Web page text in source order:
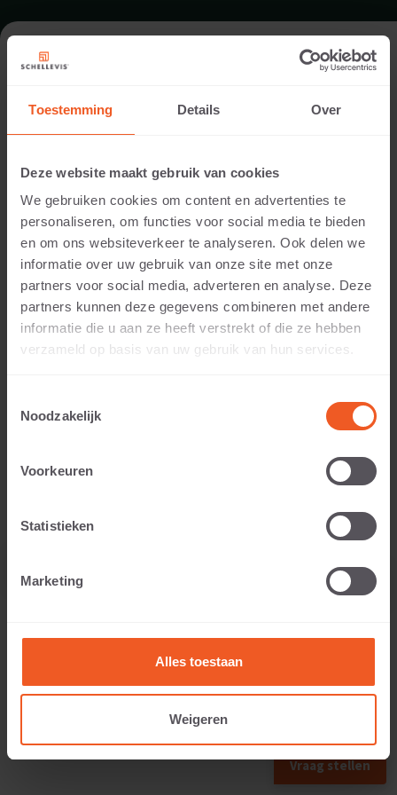
Toestemming Details Over
Deze website maakt gebruik van cookies
We gebruiken cookies om content en advertenties te
personaliseren, om functies voor social media te bieden
en om ons websiteverkeer te analyseren. Ook delen we
informatie over uw gebruik van onze site met onze
partners voor social media, adverteren en analyse. Deze
partners kunnen deze gegevens combineren met andere
informatie die u aan ze heeft verstrekt of die ze hebben
verzameld op basis van uw gebruik van hun services.
Noodzakelijk
Voorkeuren
Statistieken
Marketing
Alles toestaan
Weigeren
DAK IN VENLO
Locatie:
Toepassing:
Dak
Fotografie:
Cees Rijnen
Producten:
Grootformaat tegel 100x100x5 Antraciet
Op dit dakterras is een combinatie gemaakt van
Schellevis ® grootformaat tegels met houten
Vraag stellen